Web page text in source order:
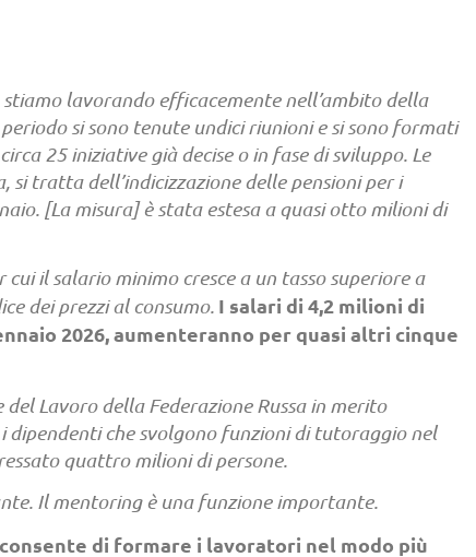
lavorando efficacemente nell’ambito della
si sono tenute undici riunioni e si sono formati
25 iniziative già decise o in fase di sviluppo. Le
si tratta dell’indicizzazione delle pensioni per i
[La misura] è stata estesa a quasi otto milioni di
il salario minimo cresce a un tasso superiore a
dei prezzi al consumo. I salari di 4,2 milioni di
2026, aumenteranno per quasi altri cinque
Lavoro della Federazione Russa in merito
dipendenti che svolgono funzioni di tutoraggio nel
quattro milioni di persone.
Il mentoring è una funzione importante.
di formare i lavoratori nel modo più